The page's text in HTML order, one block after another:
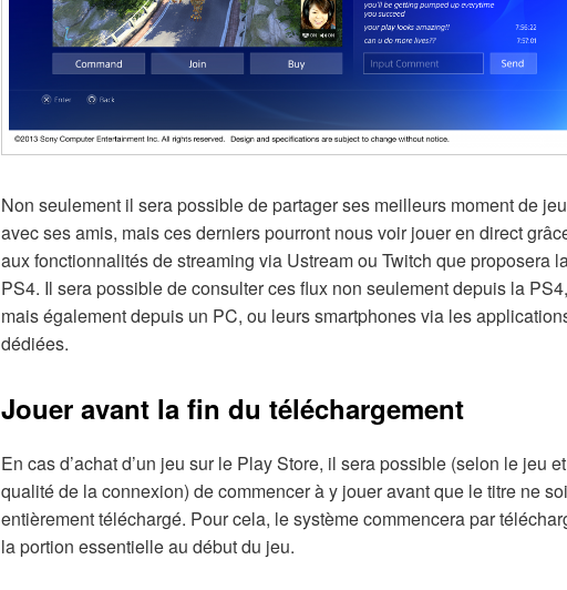
Non seulement il sera possible de partager ses meilleurs moment de jeu
avec ses amis, mais ces derniers pourront nous voir jouer en direct
aux fonctionnalités de streaming via Ustream ou Twitch que proposera
PS4. Il sera possible de consulter ces flux non seulement depuis la PS4,
mais également depuis un PC, ou leurs smartphones via les
dédiées.
Jouer avant la fin du téléchargement
En cas d’achat d’un jeu sur le Play Store, il sera possible (selon le jeu
qualité de la connexion) de commencer à y jouer avant que le titre ne
entièrement téléchargé. Pour cela, le système commencera par
la portion essentielle au début du jeu.